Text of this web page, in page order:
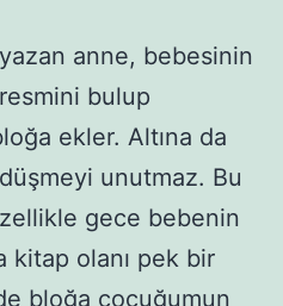
anne, bebesinin
bulup
ekler. Altına da
unutmaz. Bu
gece bebenin
kitap olanı pek bir
bloğa çocuğumun